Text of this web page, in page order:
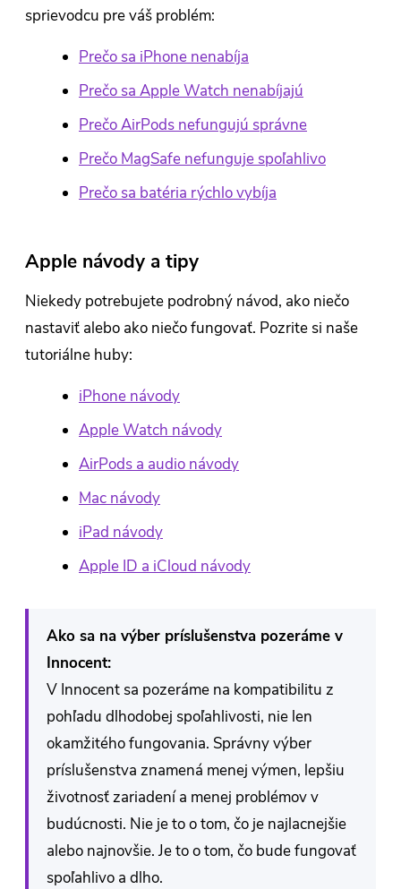
sprievodcu pre váš problém:
Prečo sa iPhone nenabíja
Prečo sa Apple Watch nenabíjajú
Prečo AirPods nefungujú správne
Prečo MagSafe nefunguje spoľahlivo
Prečo sa batéria rýchlo vybíja
Apple návody a tipy
Niekedy potrebujete podrobný návod, ako niečo
nastaviť alebo ako niečo fungovať. Pozrite si naše
tutoriálne huby:
iPhone návody
Apple Watch návody
AirPods a audio návody
Mac návody
iPad návody
Apple ID a iCloud návody
Ako sa na výber príslušenstva pozeráme v
Innocent:
V Innocent sa pozeráme na kompatibilitu z
pohľadu dlhodobej spoľahlivosti, nie len
okamžitého fungovania. Správny výber
príslušenstva znamená menej výmen, lepšiu
životnosť zariadení a menej problémov v
budúcnosti. Nie je to o tom, čo je najlacnejšie
alebo najnovšie. Je to o tom, čo bude fungovať
spoľahlivo a dlho.